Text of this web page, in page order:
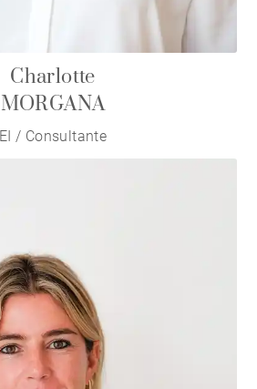
Charlotte
MORGANA
EI / Consultante